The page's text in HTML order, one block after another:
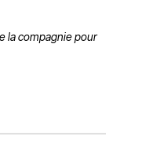
la compagnie pour